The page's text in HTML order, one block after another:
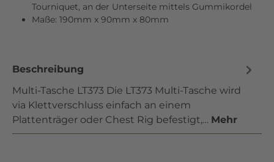
Tourniquet, an der Unterseite mittels Gummikordel
Maße: 190mm x 90mm x 80mm
Beschreibung
Multi-Tasche LT373 Die LT373 Multi-Tasche wird
via Klettverschluss einfach an einem
Plattenträger oder Chest Rig befestigt,… Mehr